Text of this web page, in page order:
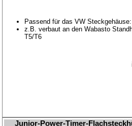
Passend für das VW
z.B. verbaut an den Wabasto
T5/T6
Junior-Power-Timer-